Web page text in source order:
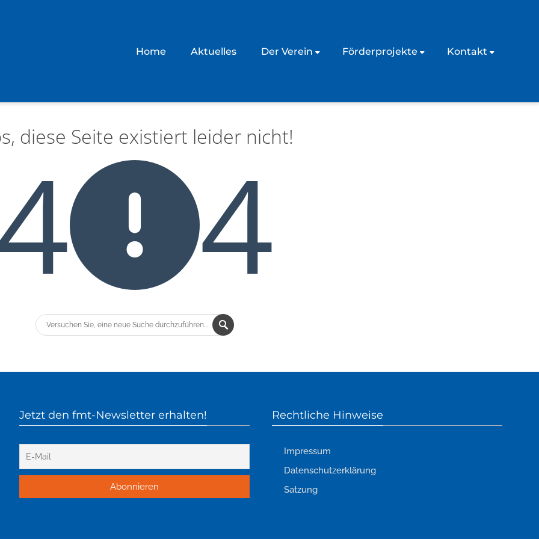
Home Aktuelles Der Verein Förderprojekte Kontakt
diese Seite existiert leider nicht!
4
Jetzt den fmt-Newsletter erhalten! Rechtliche Hinweise
Impressum
Datenschutzerklärung
Satzung